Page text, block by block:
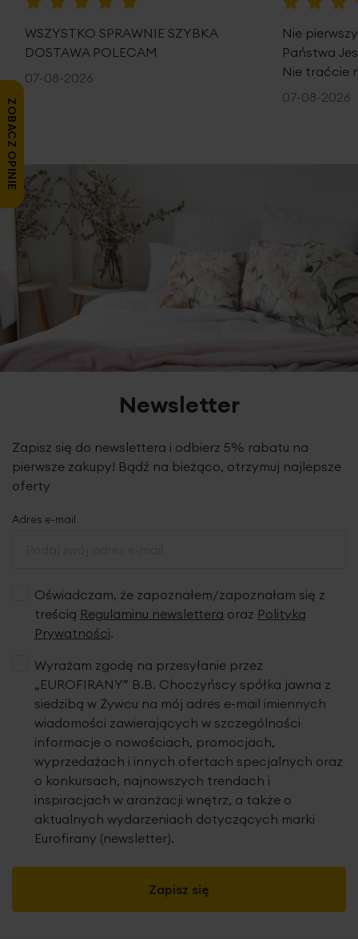
WSZYSTKO SPRAWNIE SZYBKA
DOSTAWA POLECAM
07-08-2026
Nie
Państwa
Nie traćcie
07-08-2026
Newsletter
Zapisz się do newslettera i odbierz 5% rabatu na
pierwsze zakupy! Bądź na bieżąco, otrzymuj najlepsze
oferty
Adres e-mail
Oświadczam, że zapoznałem/zapoznałam się z
treścią Regulaminu newslettera oraz Polityką
Prywatności.
Zapisz się
Wyrażam zgodę na przesyłanie przez
„EUROFIRANY” B.B. Choczyńscy spółka jawna z
siedzibą w Żywcu na mój adres e-mail imiennych
wiadomości zawierających w szczególności
informacje o nowościach, promocjach,
wyprzedażach i innych ofertach specjalnych oraz
o konkursach, najnowszych trendach i
inspiracjach w aranżacji wnętrz, a także o
aktualnych wydarzeniach dotyczących marki
Eurofirany (newsletter).
ZOBACZ OPINIE